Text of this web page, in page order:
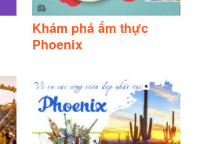
Khám phá ẩm thực
Phoenix